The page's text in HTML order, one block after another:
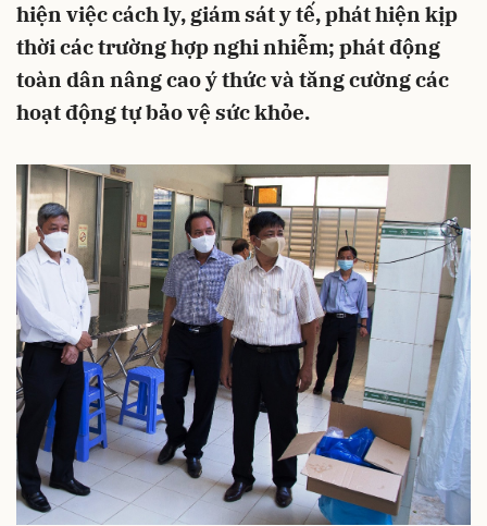
hiện việc cách ly, giám sát y tế, phát hiện kịp
thời các trường hợp nghi nhiễm; phát động
toàn dân nâng cao ý thức và tăng cường các
hoạt động tự bảo vệ sức khỏe.